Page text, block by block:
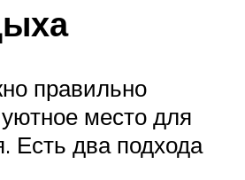
правильно
уютное место для
Есть два подхода